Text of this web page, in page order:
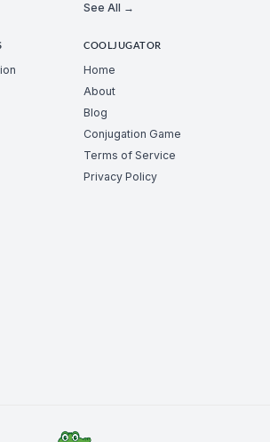
See All →
COOLJUGATOR
Home
About
Blog
Conjugation Game
Terms of Service
Privacy Policy